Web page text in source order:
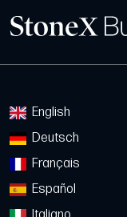
English
Deutsch
Français
Español